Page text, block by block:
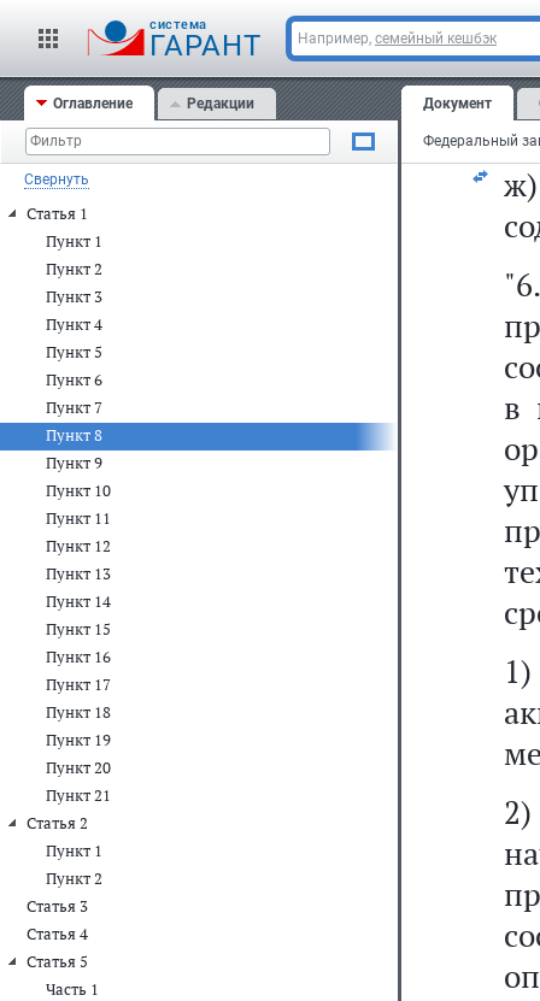
cистема
ГАРАНТ Например, семейный кешбэк
Оглавление Редакции
Свернуть
Статья 1
Пункт 1
Пункт 2
Пункт 3
Пункт 4
Пункт 5
Пункт 6
Пункт 7
Пункт 8
Пункт 9
Пункт 10
Пункт 11
Пункт 12
Пункт 13
Пункт 14
Пункт 15
Пункт 16
Пункт 17
Пункт 18
Пункт 19
Пункт 20
Пункт 21
Статья 2
Пункт 1
Пункт 2
Статья 3
Статья 4
Статья 5
Часть 1
Документ
в